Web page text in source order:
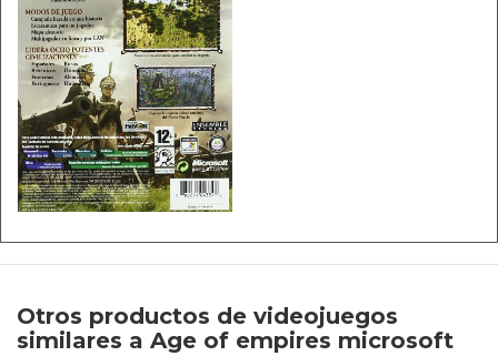
Otros productos de videojuegos
similares a Age of empires microsoft